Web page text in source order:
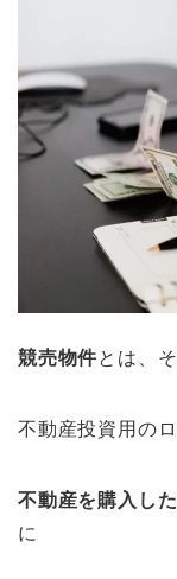
競売物件とは、
不動産投資用の
不動産を購入し
に